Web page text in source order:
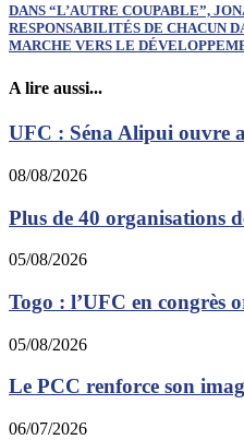
DANS “L’AUTRE COUPABLE”,
RESPONSABILITÉS DE CHACUN
MARCHE VERS LE
A lire aussi...
UFC : Séna Alipui ouvre
08/08/2026
Plus de 40 organisations
05/08/2026
Togo : l’UFC en congrès
05/08/2026
Le PCC renforce son
06/07/2026